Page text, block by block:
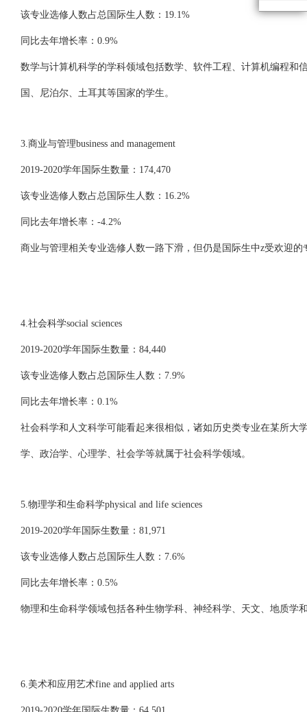
该专业选修人数占总国际生人数：19.1%
同比去年增长率：0.9%
数学与计算机科学的学科领域包括数学、软件工程、计算机编程
国、尼泊尔、土耳其等国家的学生。
3.商业与管理business and management
2019-2020学年国际生数量：174,470
该专业选修人数占总国际生人数：16.2%
同比去年增长率：-4.2%
商业与管理相关专业选修人数一路下滑，但仍是国际生中z受欢迎
4.社会科学social sciences
2019-2020学年国际生数量：84,440
该专业选修人数占总国际生人数：7.9%
同比去年增长率：0.1%
社会科学和人文科学可能看起来很相似，诸如历史类专业在某所大
学、政治学、心理学、社会学等就属于社会科学领域。
5.物理学和生命科学physical and life sciences
2019-2020学年国际生数量：81,971
该专业选修人数占总国际生人数：7.6%
同比去年增长率：0.5%
物理和生命科学领域包括各种生物学科、神经科学、天文、地质学
6.美术和应用艺术fine and applied arts